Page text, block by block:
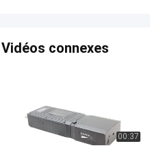
Vidéos connexes
00:37